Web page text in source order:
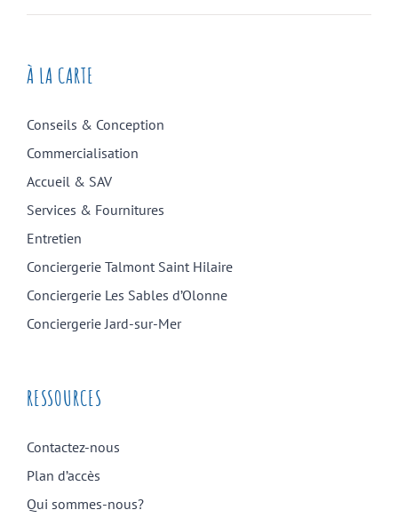
À LA CARTE
Conseils & Conception
Commercialisation
Accueil & SAV
Services & Fournitures
Entretien
Conciergerie Talmont Saint Hilaire
Conciergerie Les Sables d’Olonne
Conciergerie Jard-sur-Mer
RESSOURCES
Contactez-nous
Plan d’accès
Qui sommes-nous?